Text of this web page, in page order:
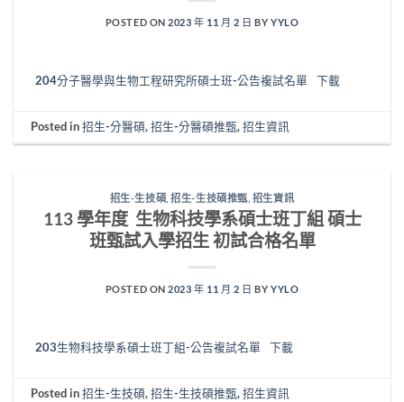
POSTED ON2023 年 11 月 2 日 BY YYLO
204分子醫學與生物工程研究所碩士班-公告複試名單 下載
Posted in招生-分醫碩,招生-分醫碩推甄,招生資訊
招生-生技碩 ,招生-生技碩推甄, 招生資訊
113 學年度 生物科技學系碩士班丁組 碩士
班甄試入學招生 初試合格名單
POSTED ON2023 年 11 月 2 日 BY YYLO
203生物科技學系碩士班丁組-公告複試名單 下載
Posted in招生-生技碩,招生-生技碩推甄,招生資訊